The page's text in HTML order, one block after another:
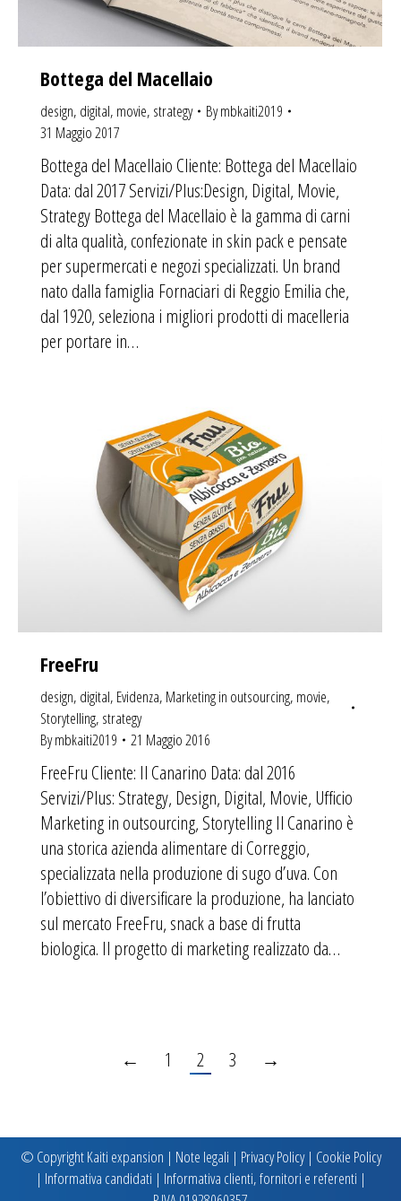
Bottega del Macellaio
design, digital, movie, strategy Bymbkaiti2019
31 Maggio 2017
Bottega del Macellaio Cliente: Bottega del Macellaio
Data: dal 2017 Servizi/Plus:Design, Digital, Movie,
Strategy Bottega del Macellaio è la gamma di carni
di alta qualità, confezionate in skin pack e pensate
per supermercati e negozi specializzati. Un brand
nato dalla famiglia Fornaciari di Reggio Emilia che,
dal 1920, seleziona i migliori prodotti di macelleria
per portare in…
FreeFru
design, digital, Evidenza, Marketing in outsourcing, movie,
Storytelling, strategy
Bymbkaiti2019 21 Maggio 2016
FreeFru Cliente: Il Canarino Data: dal 2016
Servizi/Plus: Strategy, Design, Digital, Movie, Ufficio
Marketing in outsourcing, Storytelling Il Canarino è
una storica azienda alimentare di Correggio,
specializzata nella produzione di sugo d’uva. Con
l’obiettivo di diversificare la produzione, ha lanciato
sul mercato FreeFru, snack a base di frutta
biologica. Il progetto di marketing realizzato da…
← 1 2 3 →
© Copyright Kaiti expansion | Note legali | Privacy Policy| Cookie Policy
| Informativa candidati | Informativa clienti, fornitori e referenti |